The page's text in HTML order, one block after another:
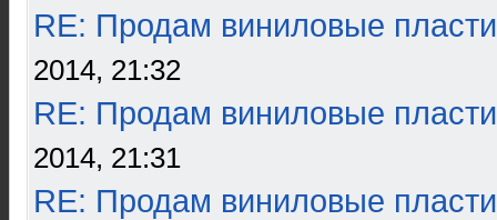
RE: Продам виниловые
2014, 21:32
RE: Продам виниловые
2014, 21:31
RE: Продам виниловые